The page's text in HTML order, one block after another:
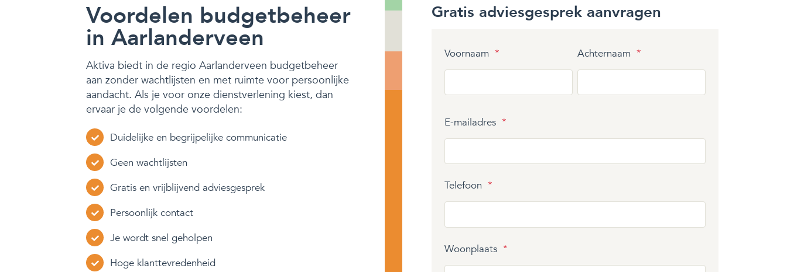
Voordelen budgetbeheer
in Aarlanderveen
Aktiva biedt in de regio Aarlanderveen budgetbeheer
aan zonder wachtlijsten en met ruimte voor persoonlijke
aandacht. Als je voor onze dienstverlening kiest, dan
ervaar je de volgende voordelen:
Duidelijke en begrijpelijke communicatie
Geen wachtlijsten
Gratis en vrijblijvend adviesgesprek
Persoonlijk contact
Je wordt snel geholpen
Hoge klanttevredenheid
Gratis adviesgesprek aanvragen
Voornaam * Achternaam *
E-mailadres *
Telefoon *
Woonplaats *